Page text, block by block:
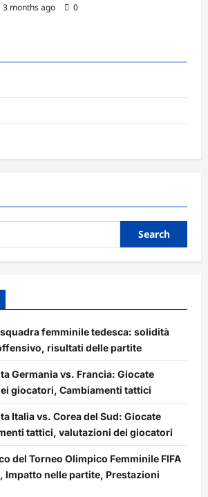
3 months ago 0
femminile tedesca: solidità
risultati delle partite
Germania vs. Francia: Giocate
giocatori, Cambiamenti tattici
Italia vs. Corea del Sud: Giocate
tattici, valutazioni dei giocatori
del Torneo Olimpico Femminile FIFA
Impatto nelle partite, Prestazioni